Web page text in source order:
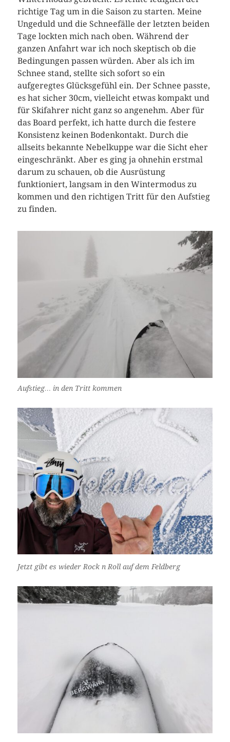
richtige Tag um in die Saison zu starten. Meine
Ungeduld und die Schneefälle der letzten beiden
Tage lockten mich nach oben. Während der
ganzen Anfahrt war ich noch skeptisch ob die
Bedingungen passen würden. Aber als ich im
Schnee stand, stellte sich sofort so ein
aufgeregtes Glücksgefühl ein. Der Schnee passte,
es hat sicher 30cm, vielleicht etwas kompakt und
für Skifahrer nicht ganz so angenehm. Aber für
das Board perfekt, ich hatte durch die festere
Konsistenz keinen Bodenkontakt. Durch die
allseits bekannte Nebelkuppe war die Sicht eher
eingeschränkt. Aber es ging ja ohnehin erstmal
darum zu schauen, ob die Ausrüstung
funktioniert, langsam in den Wintermodus zu
kommen und den richtigen Tritt für den Aufstieg
zu finden.
Aufstieg… in den Tritt kommen
Jetzt gibt es wieder Rock n Roll auf dem Feldberg